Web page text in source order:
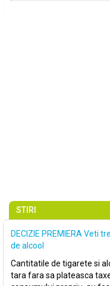
STIRI
DECIZIE PREMIERA Veti
de alcool
Cantitatile de tigarete si
tara fara sa plateasca